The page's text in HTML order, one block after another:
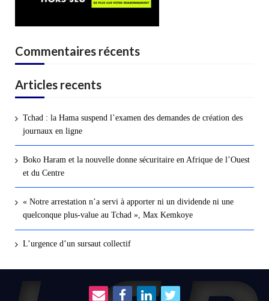
Commentaires récents
Articles recents
Tchad : la Hama suspend l’examen des demandes de création des
journaux en ligne
Boko Haram et la nouvelle donne sécuritaire en Afrique de l’Ouest
et du Centre
« Notre arrestation n’a servi à apporter ni un dividende ni une
quelconque plus-value au Tchad », Max Kemkoye
L’urgence d’un sursaut collectif